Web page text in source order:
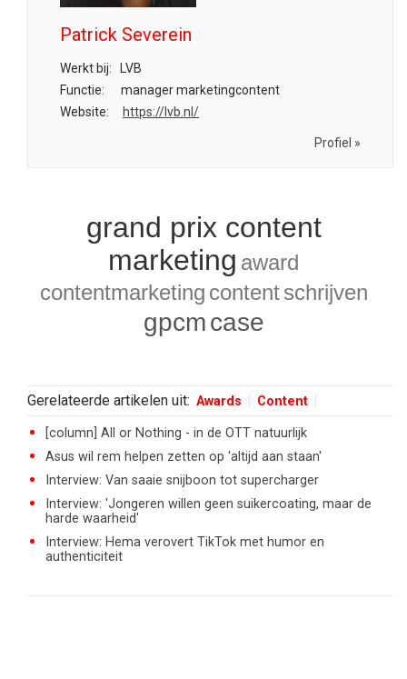
Patrick Severein
Werkt bij:
LVB
Functie:
manager marketingcontent
Website:
https://lvb.nl/
Profiel »
grand prix content
marketing award
contentmarketing content schrijven
gpcmcase
Gerelateerde artikelen uit: Awards Content
[column] All or Nothing - in de OTT natuurlijk
Asus wil rem helpen zetten op 'altijd aan staan'
Interview: Van saaie snijboon tot supercharger
Interview: 'Jongeren willen geen suikercoating, maar de
harde waarheid'
Interview: Hema verovert TikTok met humor en
authenticiteit